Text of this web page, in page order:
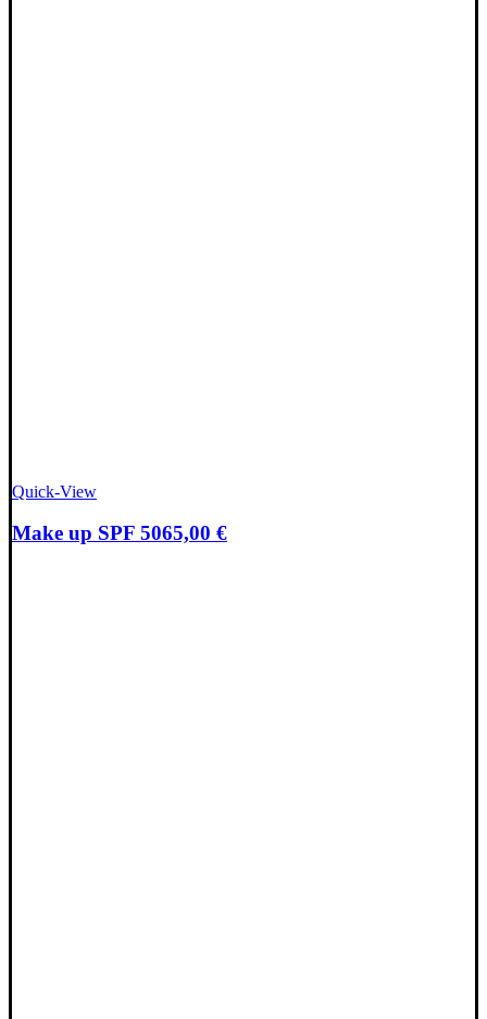
Quick-View
Make up SPF 5065,00 €